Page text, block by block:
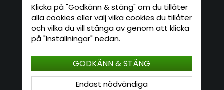
Kontakta oss
E-mail: info@hatshop.se
Kundservice Information
Klicka på "Godkänn & stäng" om du tillåter
alla cookies eller välj vilka cookies du tillåter
och vilka du vill stänga av genom att klicka
på "Inställningar" nedan.
Endast nödvändiga
GODKÄNN & STÄNG